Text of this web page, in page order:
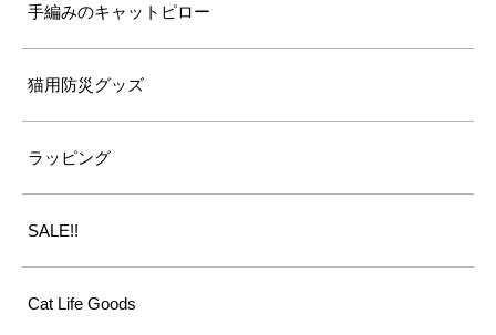
手編みのキャットピロー
猫用防災グッズ
ラッピング
SALE!!
Cat Life Goods